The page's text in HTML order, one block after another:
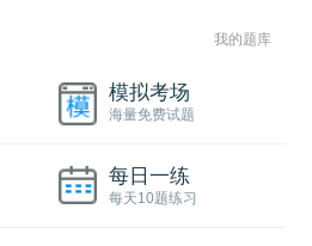
我的题库
模拟考场
海量免费试题
每日一练
每天10题练习